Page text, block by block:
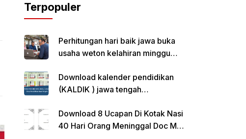
Terpopuler
Perhitungan hari baik jawa buka
usaha weton kelahiran minggu
Download kalender pendidikan
(KALDIK ) jawa tengah
Download 8 Ucapan Di Kotak Nasi
40 Hari Orang Meninggal Doc Ms.